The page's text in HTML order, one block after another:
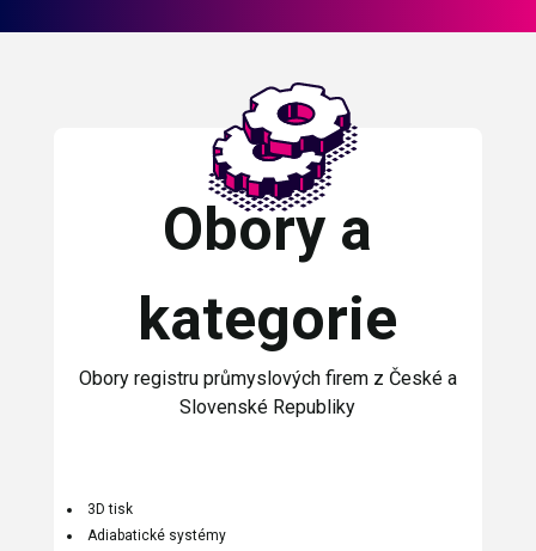
Obory a
kategorie
Obory registru průmyslových firem z České a
Slovenské Republiky
3D tisk
Adiabatické systémy